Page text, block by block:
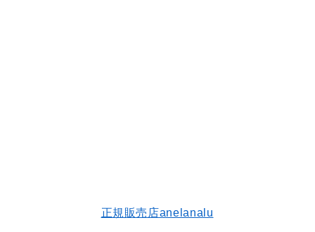
前回に引き続き正規販売店のanelanaluさんで購入し